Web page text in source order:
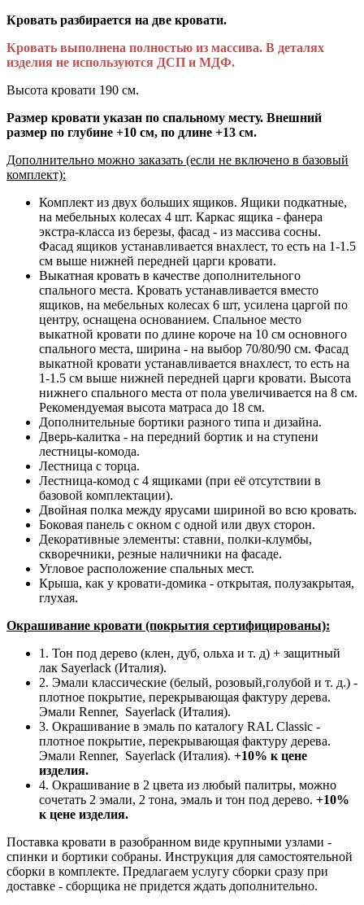
Кровать разбирается на две кровати.
Кровать выполнена полностью из массива. В деталях
изделия не используются ДСП и МДФ.
Высота кровати 190 см.
Размер кровати указан по спальному месту. Внешний
размер по глубине +10 см, по длине +13 см.
Дополнительно можно заказать (если не включено в базовый
комплект):
Комплект из двух больших ящиков. Ящики подкатные,
на мебельных колесах 4 шт. Каркас ящика - фанера
экстра-класса из березы, фасад - из массива сосны.
Фасад ящиков устанавливается внахлест, то есть на 1-1.5
см выше нижней передней царги кровати.
Выкатная кровать в качестве дополнительного
спального места. Кровать устанавливается вместо
ящиков, на мебельных колесах 6 шт, усилена царгой по
центру, оснащена основанием. Спальное место
выкатной кровати по длине короче на 10 см основного
спального места, ширина - на выбор 70/80/90 см. Фасад
выкатной кровати устанавливается внахлест, то есть на
1-1.5 см выше нижней передней царги кровати. Высота
нижнего спального места от пола увеличивается на 8 см.
Рекомендуемая высота матраса до 18 см.
Дополнительные бортики разного типа и дизайна.
Дверь-калитка - на передний бортик и на ступени
лестницы-комода.
Лестница с торца.
Лестница-комод с 4 ящиками (при её отсутствии в
базовой комплектации).
Двойная полка между ярусами шириной во всю кровать.
Боковая панель с окном с одной или двух сторон.
Декоративные элементы: ставни, полки-клумбы,
скворечники, резные наличники на фасаде.
Угловое расположение спальных мест.
Крыша, как у кровати-домика - открытая, полузакрытая,
глухая.
Окрашивание кровати (покрытия сертифицированы):
1. Тон под дерево (клен, дуб, ольха и т. д) + защитный
лак Sayerlack (Италия).
2. Эмали классические (белый, розовый,голубой и т. д.) -
плотное покрытие, перекрывающая фактуру дерева.
Эмали Renner, Sayerlack (Италия).
3. Окрашивание в эмаль по каталогу RAL Classic -
плотное покрытие, перекрывающая фактуру дерева.
Эмали Renner, Sayerlack (Италия). +10% к цене
изделия.
4. Окрашивание в 2 цвета из любый палитры, можно
сочетать 2 эмали, 2 тона, эмаль и тон под дерево. +10%
к цене изделия.
Поставка кровати в разобранном виде крупными узлами -
спинки и бортики собраны. Инструкция для самостоятельной
сборки в комплекте. Предлагаем услугу сборки сразу при
доставке - сборщика не придется ждать дополнительно.